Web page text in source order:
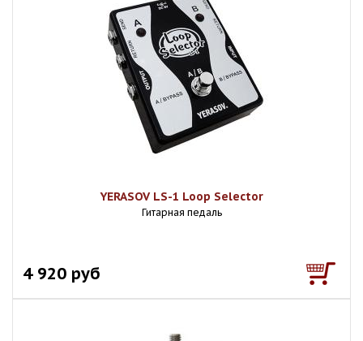
YERASOV LS-1 Loop Selector
Гитарная педаль
4 920 руб